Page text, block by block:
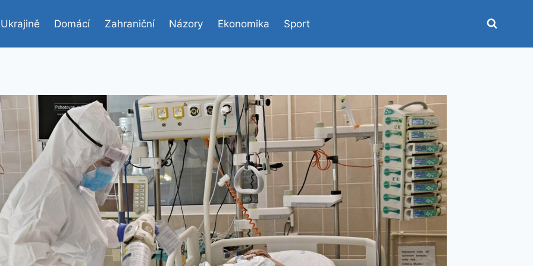
Domácí Zahraniční Názory Ekonomika Sport